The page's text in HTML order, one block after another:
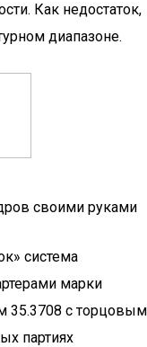
Как недостаток,
диапазоне.
своими руками
система
марки
35.3708 с торцовым
партиях